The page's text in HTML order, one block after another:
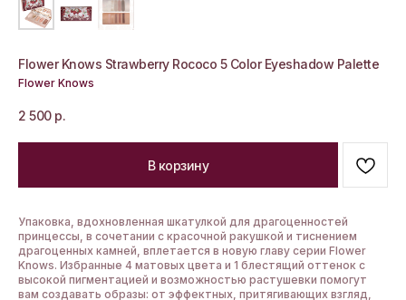
Flower Knows Strawberry Rococo 5 Color Eyeshadow Palette
Flower Knows
2 500 р.
В корзину
Упаковка, вдохновленная шкатулкой для драгоценностей
принцессы, в сочетании с красочной ракушкой и тиснением
драгоценных камней, вплетается в новую главу серии Flower
Knows. Избранные 4 матовых цвета и 1 блестящий оттенок с
высокой пигментацией и возможностью растушевки помогут
вам создавать образы: от эффектных, притягивающих взгляд,